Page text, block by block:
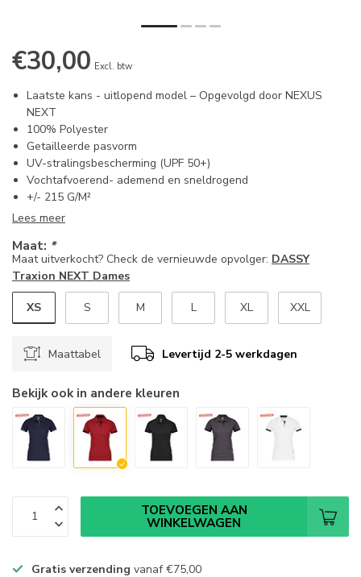
€30,00 Excl. btw
Laatste kans - uitlopend model – Opgevolgd door NEXUS
NEXT
100% Polyester
Getailleerde pasvorm
UV-stralingsbescherming (UPF 50+)
Vochtafvoerend- ademend en sneldrogend
+/- 215 G/M²
Lees meer
Maat uitverkocht? Check de vernieuwde opvolger: DASSY
Traxion NEXT Dames
Maat: *
XS S M L XL XXL
Maattabel Levertijd 2-5 werkdagen
Bekijk ook in andere kleuren
TOEVOEGEN AAN
WINKELWAGEN
Gratis verzending vanaf€75,00